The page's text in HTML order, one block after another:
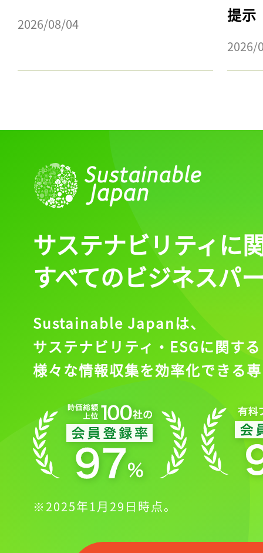
2026/08/04
提示
2026/
記事をお気に入りに
ログインが必
ログイン
会員登録
サステナビリティに
すべてのビジネスパ
Sustainable Japanは、
サステナビリティ・ESGに関する
様々な情報収集を効率化できる
※2025年1月29日時点。